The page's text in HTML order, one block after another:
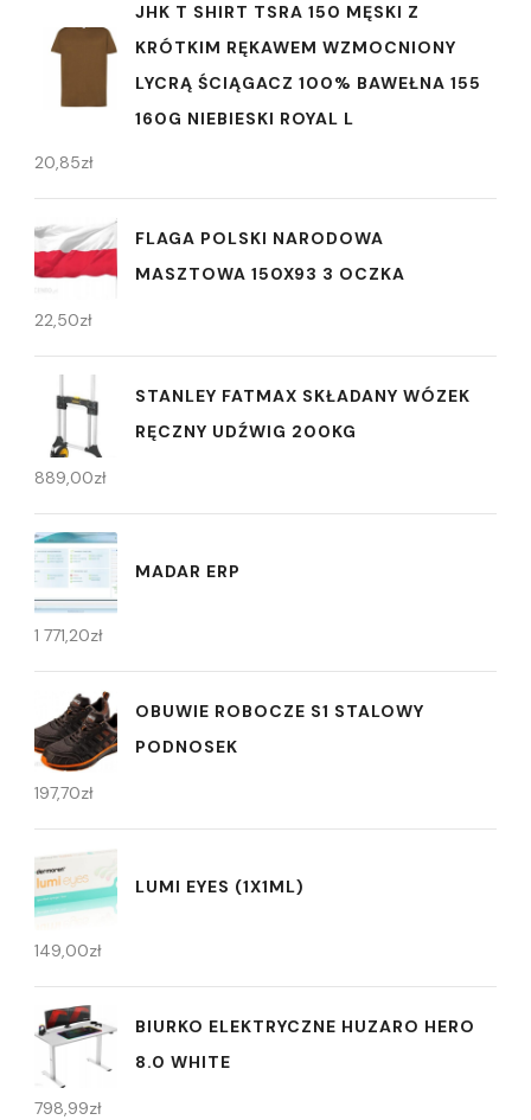
JHK T SHIRT TSRA 150 MĘSKI Z
KRÓTKIM RĘKAWEM WZMOCNIONY
LYCRĄ ŚCIĄGACZ 100% BAWEŁNA 155
160G NIEBIESKI ROYAL L
20,85zł
FLAGA POLSKI NARODOWA
MASZTOWA 150X93 3 OCZKA
22,50zł
STANLEY FATMAX SKŁADANY WÓZEK
RĘCZNY UDŹWIG 200KG
889,00zł
MADAR ERP
1 771,20zł
OBUWIE ROBOCZE S1 STALOWY
PODNOSEK
197,70zł
LUMI EYES (1X1ML)
149,00zł
BIURKO ELEKTRYCZNE HUZARO HERO
8.0 WHITE
798,99zł